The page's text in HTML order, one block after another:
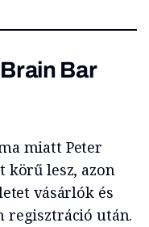
Bar
miatt Peter
körű lesz, azon
vásárlók és
regisztráció után.